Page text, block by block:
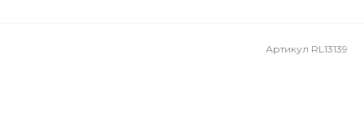
Артикул RL13139